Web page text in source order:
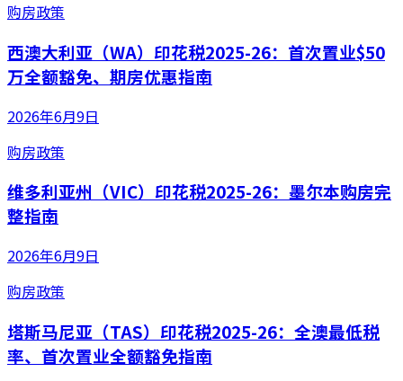
购房政策
西澳大利亚（WA）印花税2025-26：首次置业$50
万全额豁免、期房优惠指南
2026年6月9日
购房政策
维多利亚州（VIC）印花税2025-26：墨尔本购房完
整指南
2026年6月9日
购房政策
塔斯马尼亚（TAS）印花税2025-26：全澳最低税
率、首次置业全额豁免指南